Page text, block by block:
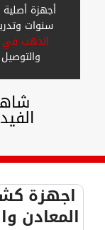
سنوات
الذهب في
اجهزة
المعادن